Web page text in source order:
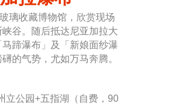
璃收藏博物馆，欣赏现场
谷。随后抵达尼亚加拉大
蹄瀑布」及「新娘面纱瀑
的气势，尤如万马奔腾。
立公园+五指湖（自费，90